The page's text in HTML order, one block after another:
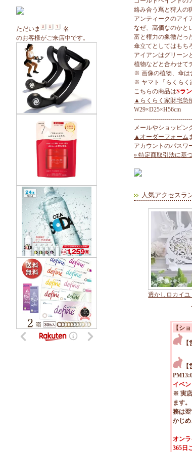
ただいま
名
のお客様がご来店中です。
絡み合う蔦と狩人の
アンティークのアイ
なぜ、高価なのかと
富と権力の象徴だっ
傘立てとしてはもち
アイアンはグリーン
植物などと合わせて
※ 画像の植物、傘は
※ ヤマト『らくらく
こちらの商品はSラ
▲らくらく家財宅急
W29×D25×H56cm
メールやショッピン
▲オーダーフォーム
アカウントのパスワ
» 特定商取引法に基
人気アクセスラ
透かしロカイ
【シ
イベ
※ 実店
ます
務は
かじめ
オン
365日